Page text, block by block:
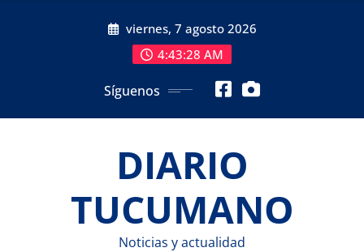
viernes, 7 agosto 2026
4:43:28 AM
Síguenos
DIARIO
TUCUMANO
Noticias y actualidad